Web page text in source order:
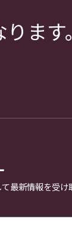
ます。
最新情報を受け